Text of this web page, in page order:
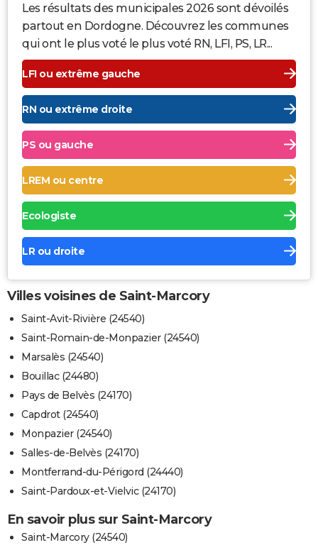
Les résultats des municipales 2026 sont dévoilés
partout en Dordogne. Découvrez les communes
qui ont le plus voté le plus voté RN, LFI, PS, LR...
LFI ou extrême gauche
RN ou extrême droite
PS ou gauche
LREM ou centre
Ecologiste
LR ou droite
Villes voisines de Saint-Marcory
Saint-Avit-Rivière (24540)
Saint-Romain-de-Monpazier (24540)
Marsalès (24540)
Bouillac (24480)
Pays de Belvès (24170)
Capdrot (24540)
Monpazier (24540)
Salles-de-Belvès (24170)
Montferrand-du-Périgord (24440)
Saint-Pardoux-et-Vielvic (24170)
En savoir plus sur Saint-Marcory
Saint-Marcory (24540)